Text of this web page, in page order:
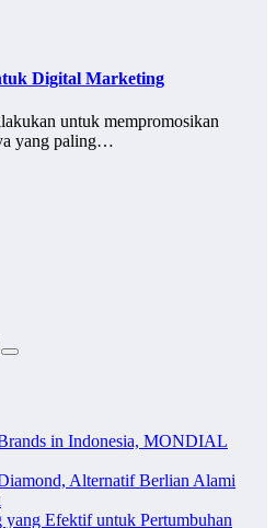
Digital Marketing
untuk mempromosikan
yang paling…
in Indonesia, MONDIAL
Alternatif Berlian Alami
Efektif untuk Pertumbuhan